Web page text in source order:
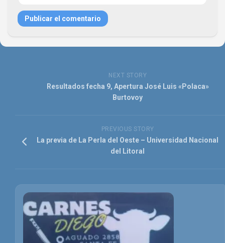
NEXT STORY
Resultados fecha 9, Apertura José Luis «Polaca»
Burtovoy
PREVIOUS STORY
La previa de La Perla del Oeste – Universidad Nacional
del Litoral